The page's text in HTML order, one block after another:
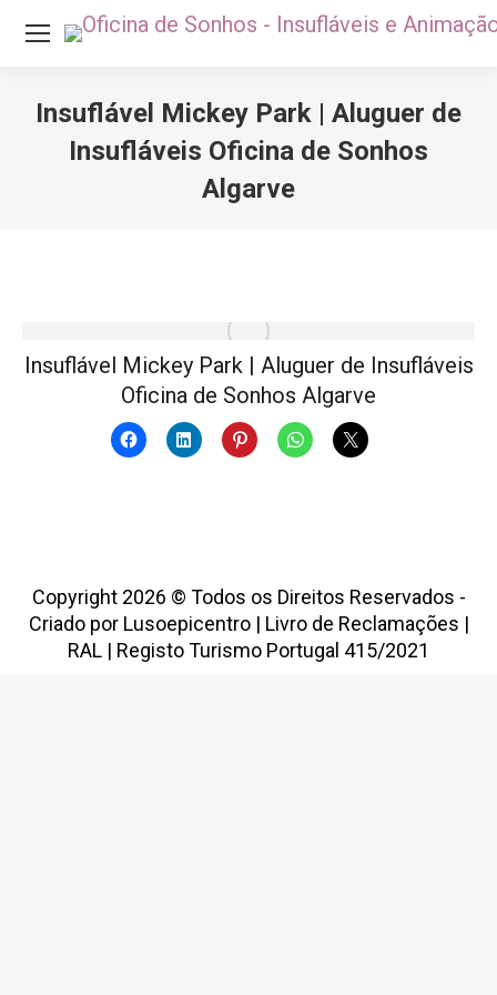
Insuflável Mickey Park | Aluguer de
Insufláveis Oficina de Sonhos
Algarve
Insuflável Mickey Park | Aluguer de Insufláveis
Oficina de Sonhos Algarve
Copyright 2026 © Todos os Direitos Reservados -
Criado por Lusoepicentro| Livro de Reclamações |
RAL | Registo Turismo Portugal 415/2021